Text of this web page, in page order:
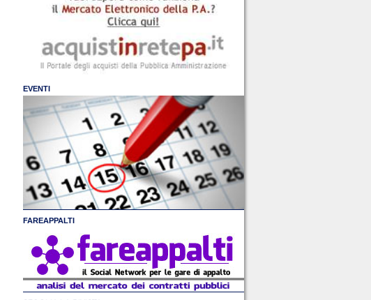
EVENTI
FAREAPPALTI